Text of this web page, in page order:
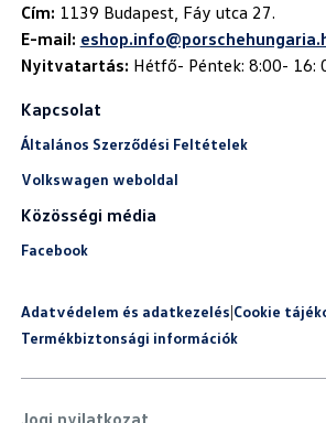
Cím:
E-mail:
Nyitvatartás: Hétfő- Péntek: 8:00- 16:
Kapcsolat
Általános Szerződési Feltételek
Volkswagen weboldal
Közösségi média
Facebook
Adatvédelem és adatkezelés|Cookie
Termékbiztonsági információk
Jogi nyilatkozat